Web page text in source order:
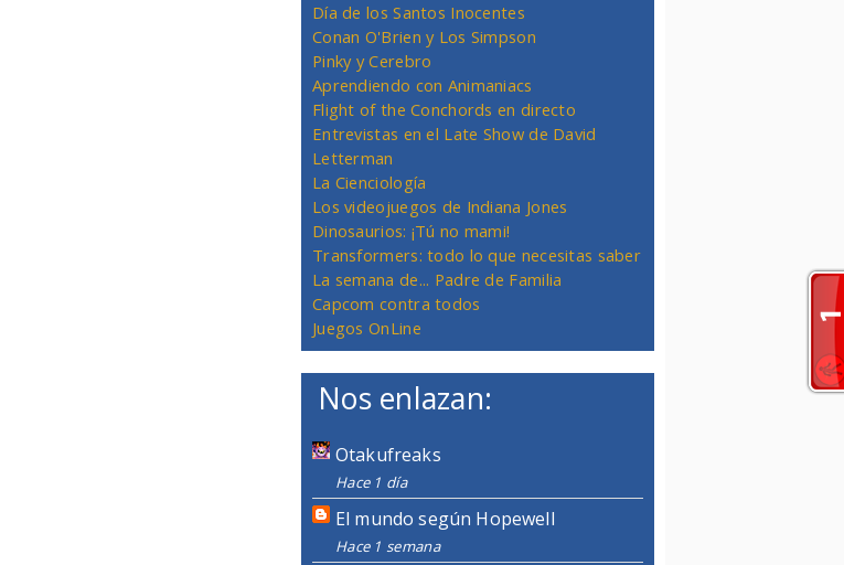
Día de los Santos Inocentes
Conan O'Brien y Los Simpson
Pinky y Cerebro
Aprendiendo con Animaniacs
Flight of the Conchords en directo
Entrevistas en el Late Show de David
Letterman
La Cienciología
Los videojuegos de Indiana Jones
Dinosaurios: ¡Tú no mami!
Transformers: todo lo que necesitas saber
La semana de... Padre de Familia
Capcom contra todos
Juegos OnLine
Nos enlazan:
Otakufreaks
Hace 1 día
El mundo según Hopewell
Hace 1 semana